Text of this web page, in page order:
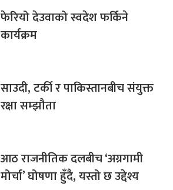
फेरियो देउवाको स्वदेश फर्किने
कार्यक्रम
साउदी, टर्की र पाकिस्तानबीच संयुक्त
रक्षा सम्झौता
आठ राजनीतिक दलबीच ‘अग्रगामी
मोर्चा’ घोषणा हुँदै, यस्तो छ उद्देश्य